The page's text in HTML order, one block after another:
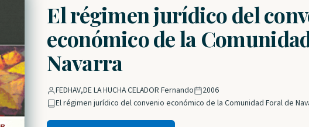
El régimen jurídico del
económico de la
Navarra
FEDHAV,DE LA HUCHA CELADOR Fernando
2006
El régimen jurídico del convenio económico de la Comunidad Foral de